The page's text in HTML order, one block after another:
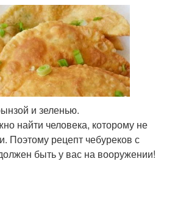
и зеленью.
найти человека, которому не
Поэтому рецепт чебуреков с
быть у вас на вооружении!